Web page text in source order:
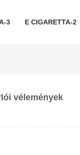
3 E CIGARETTA-2
vélemények